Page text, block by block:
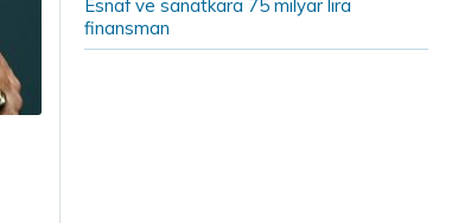
Esnaf ve sanatkara 75 milyar lira
finansman